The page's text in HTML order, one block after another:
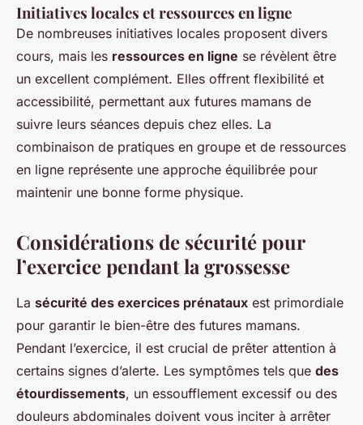
Initiatives locales et ressources en ligne
De nombreuses initiatives locales proposent divers
cours, mais les ressources en ligne se révèlent être
un excellent complément. Elles offrent flexibilité et
accessibilité, permettant aux futures mamans de
suivre leurs séances depuis chez elles. La
combinaison de pratiques en groupe et de ressources
en ligne représente une approche équilibrée pour
maintenir une bonne forme physique.
Considérations de sécurité pour
l’exercice pendant la grossesse
La sécurité des exercices prénataux est primordiale
pour garantir le bien-être des futures mamans.
Pendant l’exercice, il est crucial de prêter attention à
certains signes d’alerte. Les symptômes tels que des
étourdissements, un essoufflement excessif ou des
douleurs abdominales doivent vous inciter à arrêter